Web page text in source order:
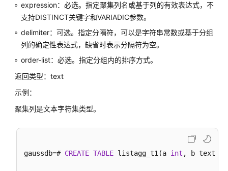
符
数
字
操
函
操
expression：必选。指定聚集列名或基于列的有效表达式，不
支持DISTINCT关键字和VARIADIC参数。
delimiter：可选。指定分隔符，可以是字符串常数或基于分组
列的确定性表达式，缺省时表示分隔符为空。
order-list：必选。指定分组内的排序方式。
返回类型：text
示例：
聚集列是文本字符集类型。
gaussdb=# CREATE TABLE listagg_t1(a int , b text);